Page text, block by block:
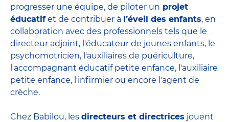
progresser une équipe, de piloter un projet
éducatifet de contribuer à l’éveil des enfants, en
collaboration avec des professionnels tels que le
directeur adjoint, l'éducateur de jeunes enfants, le
psychomotricien, l'auxiliaires de puériculture,
l'accompagnant éducatif petite enfance, l'auxiliaire
petite enfance, l'infirmier ou encore l'agent de
crèche.
Chez Babilou, les directeurs et directrices jouent